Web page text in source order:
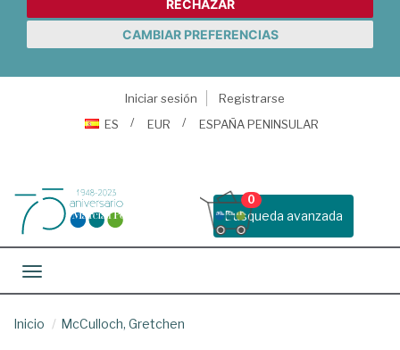
RECHAZAR
CAMBIAR PREFERENCIAS
Iniciar sesión
Registrarse
ES
EUR ESPAÑA PENINSULAR
Busqueda avanzada
0
Toggle navigation
Inicio McCulloch, Gretchen